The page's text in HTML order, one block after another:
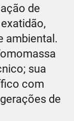
de
ambiental.
sua
com
de